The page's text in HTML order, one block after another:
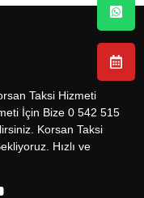
Taksi Hizmeti
İçin Bize 0 542 515
Korsan Taksi
Hızlı ve